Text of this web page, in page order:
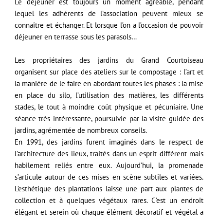
lequel les adhérents de l’association peuvent mieux se
connaître et échanger. Et lorsque l’on a l’occasion de pouvoir
déjeuner en terrasse sous les parasols…
Les propriétaires des jardins du Grand Courtoiseau
organisent sur place des ateliers sur le compostage : l’art et
la manière de le faire en abordant toutes les phases : la mise
en place du silo, l’utilisation des matières, les différents
stades, le tout à moindre coût physique et pécuniaire. Une
séance très intéressante, poursuivie par la visite guidée des
jardins, agrémentée de nombreux conseils.
En 1991, des jardins furent imaginés dans le respect de
l’architecture des lieux, traités dans un esprit différent mais
habilement reliés entre eux. Aujourd’hui, la promenade
s’articule autour de ces mises en scène subtiles et variées.
L’esthétique des plantations laisse une part aux plantes de
collection et à quelques végétaux rares. C’est un endroit
élégant et serein où chaque élément décoratif et végétal a